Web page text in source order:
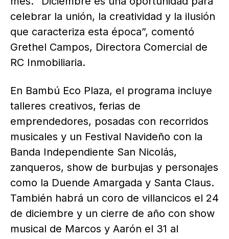
celebrar la unión, la creatividad y la ilusión
que caracteriza esta época”, comentó
Grethel Campos, Directora Comercial de
RC Inmobiliaria.
En Bambú Eco Plaza, el programa incluye
talleres creativos, ferias de
emprendedores, posadas con recorridos
musicales y un Festival Navideño con la
Banda Independiente San Nicolás,
zanqueros, show de burbujas y personajes
como la Duende Amargada y Santa Claus.
También habrá un coro de villancicos el 24
de diciembre y un cierre de año con show
musical de Marcos y Aarón el 31 al